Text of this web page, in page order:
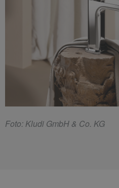
Foto: Kludi GmbH & Co. KG